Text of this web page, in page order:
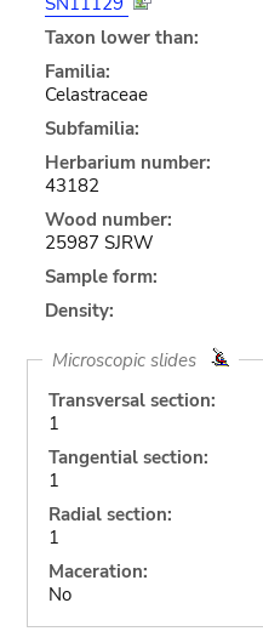
Taxon lower than:
Familia:
Celastraceae
Subfamilia:
Herbarium number:
43182
Wood number:
25987 SJRW
Sample form:
Density:
Microscopic slides
Transversal section:
1
Tangential section:
1
Radial section:
1
Maceration:
No